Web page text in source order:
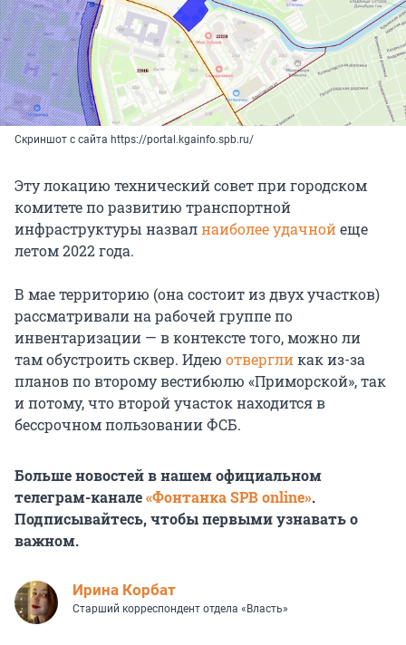
Скриншот с сайта https://portal.kgainfo.spb.ru/
Эту локацию технический совет при городском
комитете по развитию транспортной
инфраструктуры назвалнаиболее удачнойеще
летом 2022 года.
В мае территорию (она состоит из двух участков)
рассматривали на рабочей группе по
инвентаризации — в контексте того, можно ли
там обустроить сквер. Идею отвергликак из-за
планов по второму вестибюлю «Приморской», так
и потому, что второй участок находится в
бессрочном пользовании ФСБ.
Больше новостей в нашем официальном
телеграм-канале«Фонтанка SPB online».
Подписывайтесь, чтобы первыми узнавать о
важном.
Иpина Корбат
Старший корреспондент отдела «Власть»